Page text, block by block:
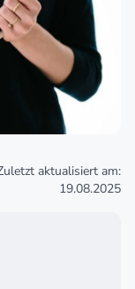
aktualisiert am:
19.08.2025